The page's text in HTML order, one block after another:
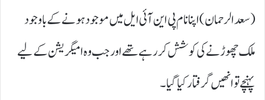
(سعد الرحمان) اپنا نام پی این آئی ایل میں موجود ہونے کے باوجود
ملک چھوڑنے کی کوشش کر رہے تھے اور جب وہ امیگریشن کے لیے
پہنچے تو انھیں گرفتار کیا گیا۔